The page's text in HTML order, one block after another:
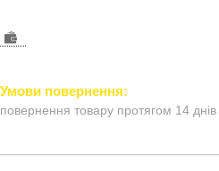
повернення товару протягом 14 днів